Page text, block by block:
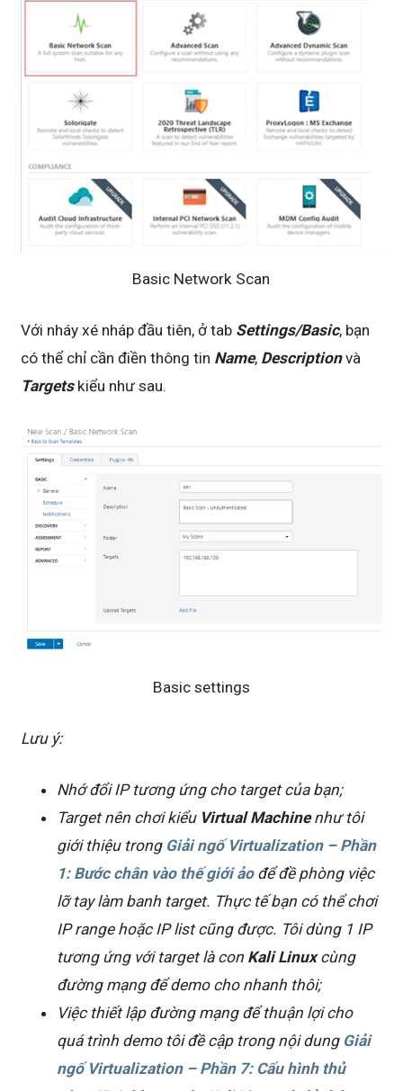
Basic Network Scan
Với nháy xé nháp đầu tiên, ở tab Settings/Basic, bạn
có thể chỉ cần điền thông tin Name, Descriptionvà
Targetskiểu như sau.
Basic settings
Lưu ý:
Nhớ đổi IP tương ứng cho target của bạn;
Target nên chơi kiểu Virtual Machinenhư tôi
giới thiệu trong Giải ngố Virtualization – Phần
1: Bước chân vào thế giới ảođể đề phòng việc
lỡ tay làm banh target. Thực tế bạn có thể chơi
IP range hoặc IP list cũng được. Tôi dùng 1 IP
tương ứng với target là con Kali Linuxcùng
đường mạng để demo cho nhanh thôi;
Việc thiết lập đường mạng để thuận lợi cho
quá trình demo tôi đề cập trong nội dung Giải
ngố Virtualization – Phần 7: Cấu hình thủ